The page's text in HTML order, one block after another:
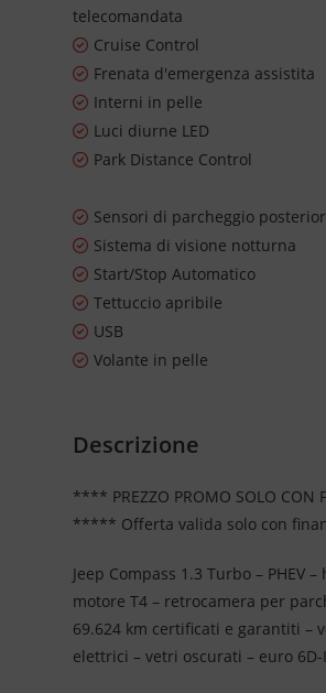
telecomandata
Cruise Control
Frenata d'emergenza assistita
Interni in pelle
Luci diurne LED
Park Distance Control
Sensori di parcheggio
Sistema di visione notturna
Start/Stop Automatico
Tettuccio apribile
USB
Volante in pelle
Descrizione
**** PREZZO PROMO SOLO
***** Offerta valida solo con
Jeep Compass 1.3 Turbo – PHEV
motore T4 – retrocamera per
69.624 km certificati e garantiti –
elettrici – vetri oscurati – euro